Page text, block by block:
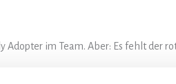
im Team. Aber: Es fehlt der